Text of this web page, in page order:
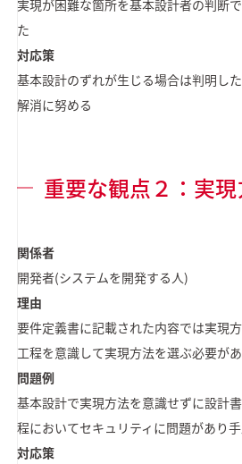
実現が困難な箇所を基本設計者の判断
た
対応策
基本設計のずれが生じる場合は判明し
解消に努める
重要な観点２：実
関係者
開発者(システムを開発する人)
理由
要件定義書に記載された内容では実現
工程を意識して実現方法を選ぶ必要が
問題例
基本設計で実現方法を意識せずに設計
程においてセキュリティに問題があり
対応策